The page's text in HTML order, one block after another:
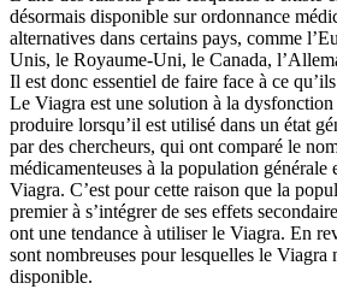
désormais disponible sur ordonnance
alternatives dans certains pays, comme
Unis, le Royaume-Uni, le Canada,
Il est donc essentiel de faire face à ce
Le Viagra est une solution à la
produire lorsqu’il est utilisé dans un état
par des chercheurs, qui ont comparé le
médicamenteuses à la population générale
Viagra. C’est pour cette raison que la
premier à s’intégrer de ses effets
ont une tendance à utiliser le Viagra. En
sont nombreuses pour lesquelles le Viagra
disponible.